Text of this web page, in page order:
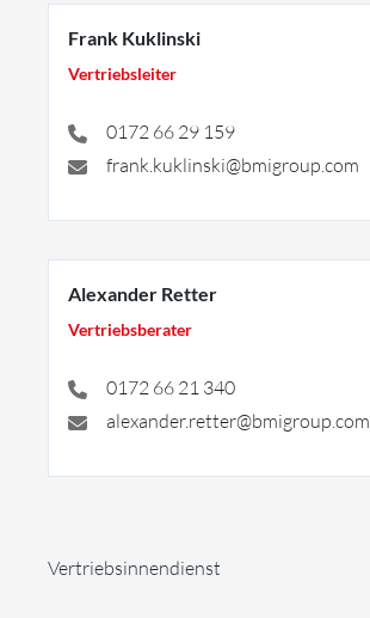
Frank Kuklinski
Vertriebsleiter
0172 66 29 159
frank.kuklinski@bmigroup.com
Alexander Retter
Vertriebsberater
0172 66 21 340
alexander.retter@bmigroup.com
Vertriebsinnendienst